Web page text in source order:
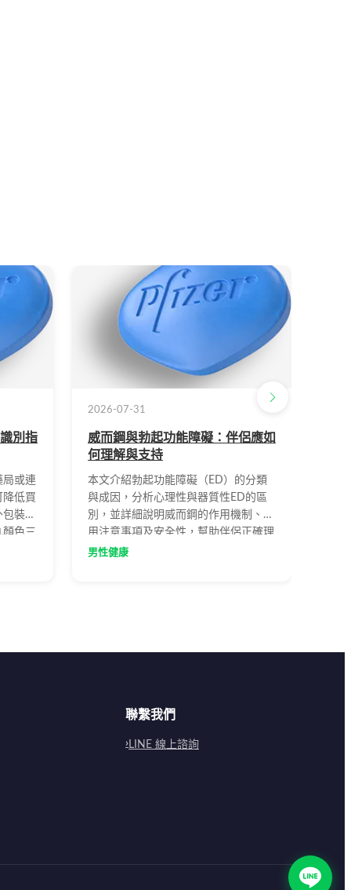
別指
局或連
降低買
裝防
顏色三
部麻
2026-07-31
威而鋼與勃起功能障礙：伴侶應如
何理解與支持
本文介紹勃起功能障礙（ED）的分類
與成因，分析心理性與器質性ED的區
別，並詳細說明威而鋼的作用機制、服
用注意事項及安全性，幫助伴侶正確理
解並給予支持。
男性健康
聯繫我們
LINE 線上諮詢